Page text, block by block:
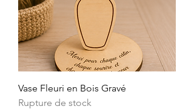
Vase Fleuri en Bois Gravé
Rupture de stock